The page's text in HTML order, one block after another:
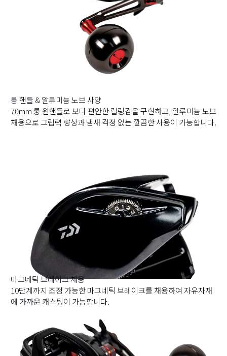
롱 핸들 & 알루미늄 노브 사양
70mm 롱 원핸들로 보다 편안한 릴링감을 구현하고, 알루미늄 노브
채용으로 그립력 향상과 냄새 걱정 없는 깔끔한 사용이 가능합니다.
마그네틱 브레이크 채용
10단계까지 조정 가능한 마그네틱 브레이크를 채용하여 자유자재
에 가까운 캐스팅이 가능합니다.